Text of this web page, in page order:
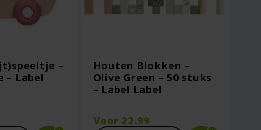
–
– Label
Houten Blokken –
Olive Green – 50 stuks
– Label Label
Voor 22.99